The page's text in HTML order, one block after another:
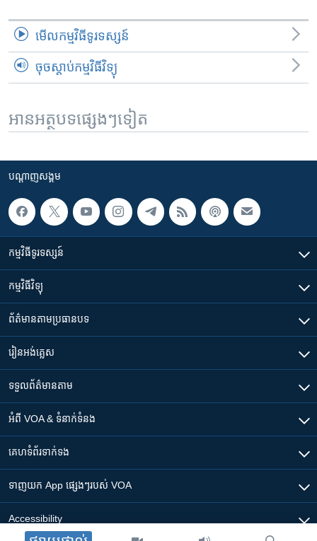
មើល​កម្មវិធី​ទូរទស្សន៍
ចុចស្តាប់កម្មវិធីវិទ្យុ
អានអត្ថបទផ្សេងៗទៀត
បណ្តាញ​សង្គម
កម្មវិធី​ទូរទស្សន៍
កម្មវិធី​វិទ្យុ
ព័ត៌មាន​តាមប្រធានបទ​
រៀន​​អង់គ្លេស
ទទួល​ព័ត៌មាន​តាម
អំពី​ VOA & ទំនាក់ទំនង
គេហទំព័រ​​ទាក់ទង
ទាញយក​ App ផ្សេងៗ​របស់​ VOA
Accessibility